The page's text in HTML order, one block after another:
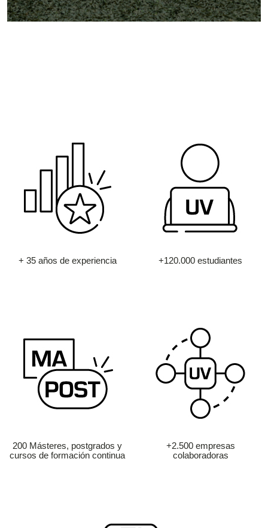
+ 35 años de experiencia +120.000 estudiantes
200 Másteres, postgrados y
cursos de formación continua
+2.500 empresas
colaboradoras